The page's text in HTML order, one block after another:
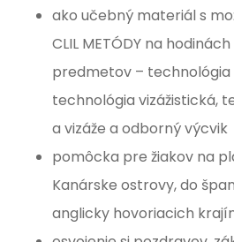
ako učebný materiál s
CLIL METÓDY na
predmetov –
technológia vizážistická,
a vizáže a odborný výcvik
pomôcka pre žiakov na
Kanárske ostrovy, do
anglicky hovoriacich